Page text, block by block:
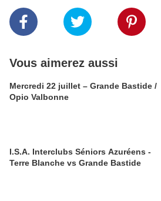
Vous aimerez aussi
Mercredi 22 juillet – Grande Bastide /
Opio Valbonne
I.S.A. Interclubs Séniors Azuréens -
Terre Blanche vs Grande Bastide